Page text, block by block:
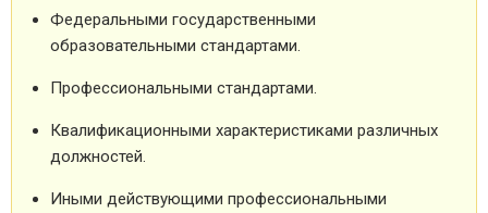
Федеральными государственными
образовательными стандартами.
Профессиональными стандартами.
Квалификационными характеристиками различных
должностей.
Иными действующими профессиональными